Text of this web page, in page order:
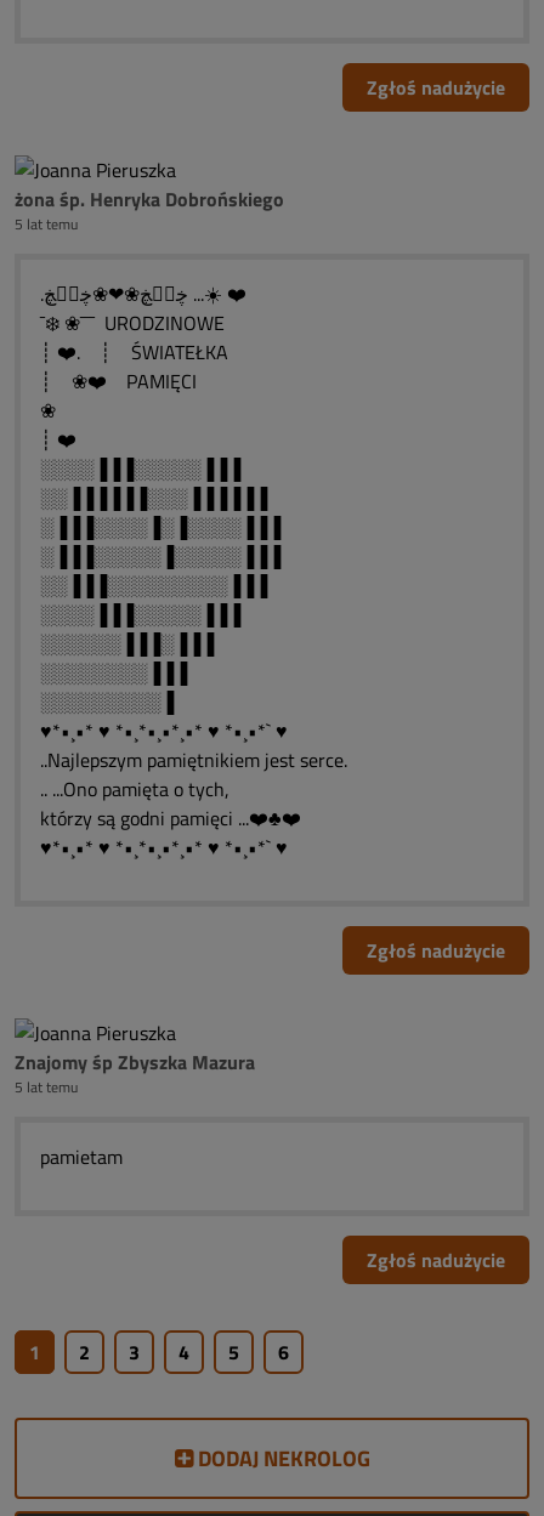
Zgłoś nadużycie
żona śp. Henryka Dobrońskiego
5 lat temu
.ڿڰۣڿ❀❤❀ڿڰۣڿ ...☀️ ❤️
¯❄️ ❀¯¯¯ URODZINOWE
┊ ❤️. ┊ ŚWIATEŁKA
┊ ❀❤️ PAMIĘCI
❀
┊ ❤️
░░░░▐▐▐░░░░░▐▐▐
░░▐▐▐▐▐▐░░░▐▐▐▐▐▐
░▐▐▐░░░░▐░▐░░░░▐▐▐
░▐▐▐░░░░░▐░░░░░▐▐▐
░░▐▐▐░░░░░░░░░▐▐▐
░░░░▐▐▐░░░░░▐▐▐
░░░░░░▐▐▐░▐▐▐
░░░░░░░░▐▐▐
░░░░░░░░░▐
♥*•¸•* ♥ *•¸*•¸•*¸•* ♥ *•¸•*` ♥
..Najlepszym pamiętnikiem jest serce.
.. ...Ono pamięta o tych,
którzy są godni pamięci ...❤️♣❤️
♥*•¸•* ♥ *•¸*•¸•*¸•* ♥ *•¸•*` ♥
Zgłoś nadużycie
Znajomy śp Zbyszka Mazura
5 lat temu
pamietam
Zgłoś nadużycie
1 2 3 4 5 6
DODAJ NEKROLOG